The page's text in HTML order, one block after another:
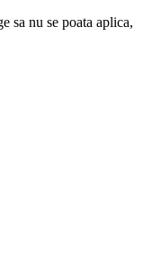
sa nu se poata aplica,